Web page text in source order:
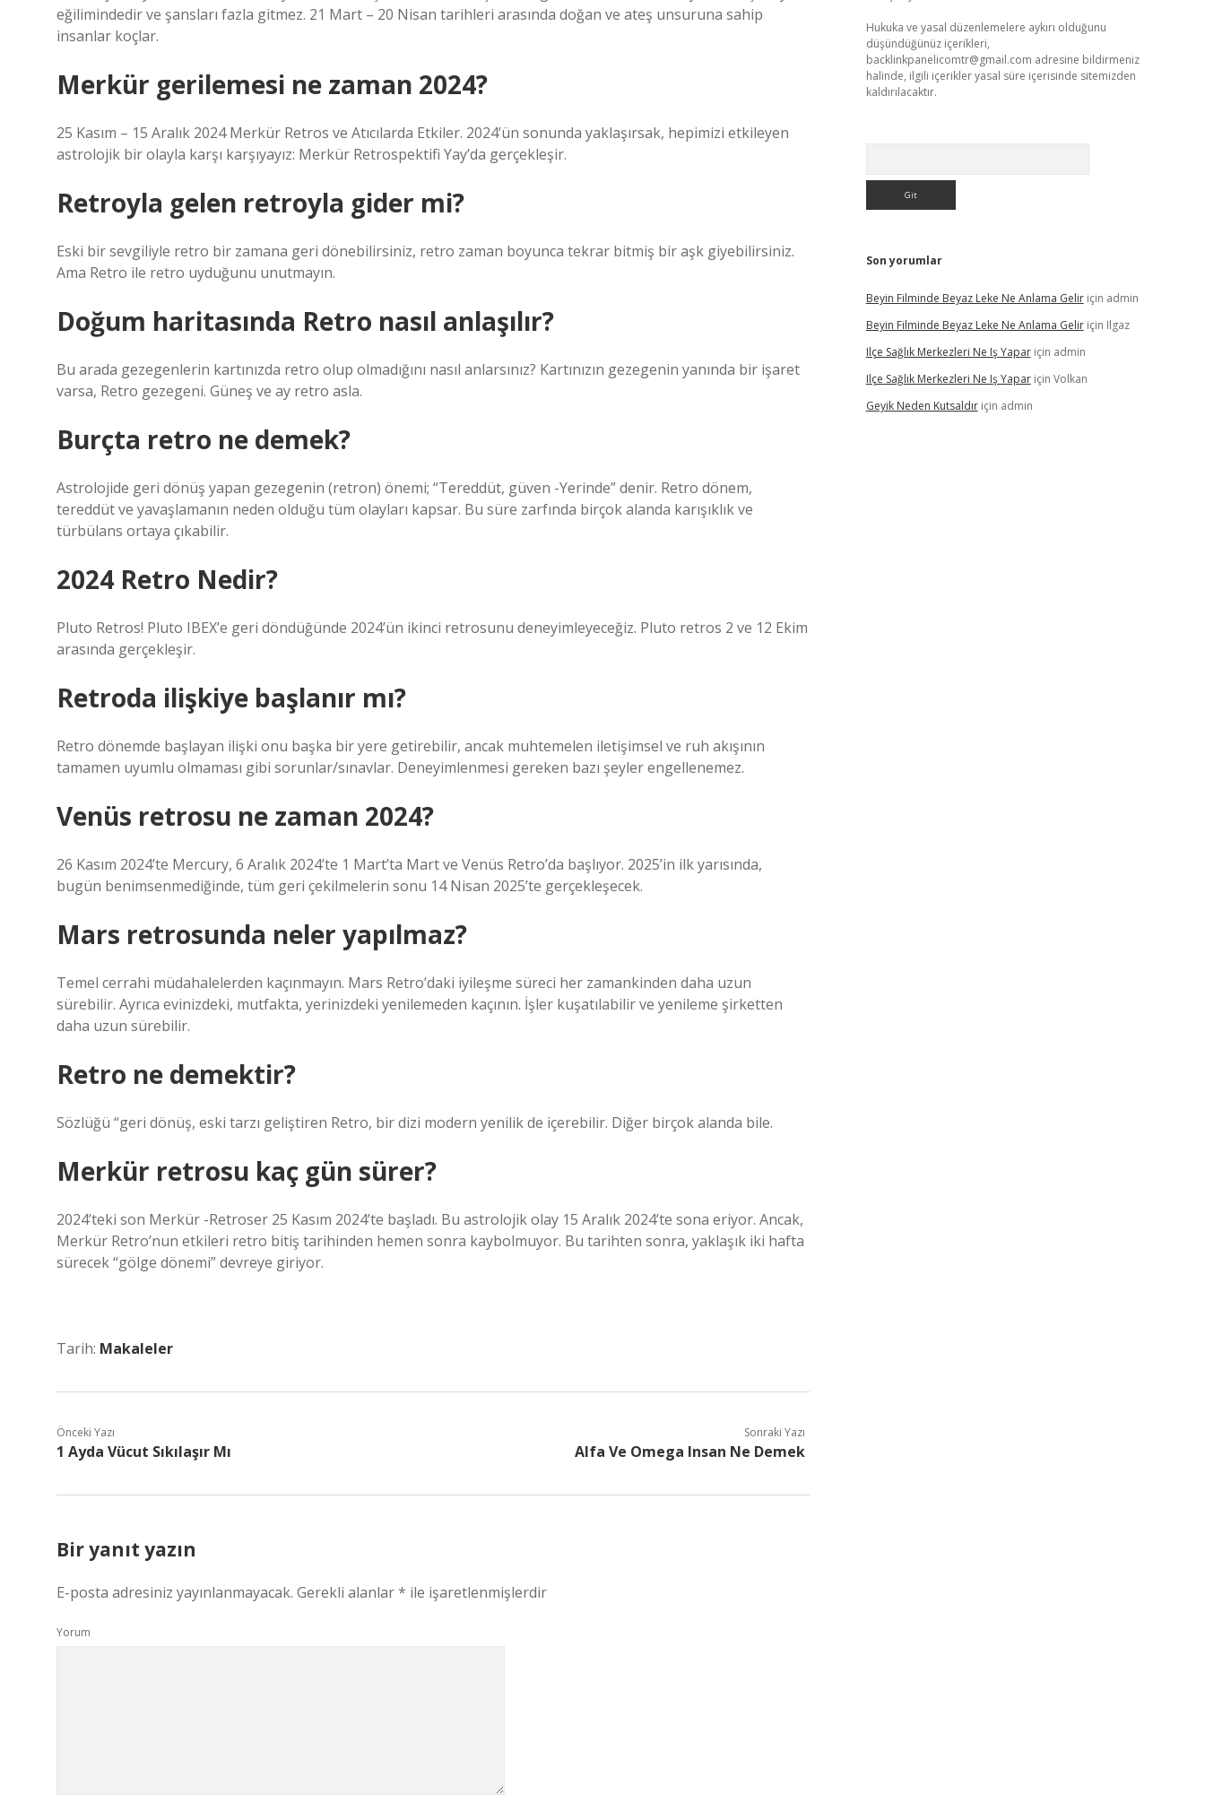
eğilimindedir ve şansları fazla gitmez. 21 Mart – 20 Nisan tarihleri ​​arasında doğan ve ateş unsuruna sahip
insanlar koçlar.
Merkür gerilemesi ne zaman 2024?
25 Kasım – 15 Aralık 2024 Merkür Retros ve Atıcılarda Etkiler. 2024’ün sonunda yaklaşırsak, hepimizi etkileyen
astrolojik bir olayla karşı karşıyayız: Merkür Retrospektifi Yay’da gerçekleşir.
Retroyla gelen retroyla gider mi?
Eski bir sevgiliyle retro bir zamana geri dönebilirsiniz, retro zaman boyunca tekrar bitmiş bir aşk giyebilirsiniz.
Ama Retro ile retro uyduğunu unutmayın.
Doğum haritasında Retro nasıl anlaşılır?
Bu arada gezegenlerin kartınızda retro olup olmadığını nasıl anlarsınız? Kartınızın gezegenin yanında bir işaret
varsa, Retro gezegeni. Güneş ve ay retro asla.
Burçta retro ne demek?
Astrolojide geri dönüş yapan gezegenin (retron) önemi; “Tereddüt, güven -Yerinde” denir. Retro dönem,
tereddüt ve yavaşlamanın neden olduğu tüm olayları kapsar. Bu süre zarfında birçok alanda karışıklık ve
türbülans ortaya çıkabilir.
2024 Retro Nedir?
Pluto Retros! Pluto IBEX’e geri döndüğünde 2024’ün ikinci retrosunu deneyimleyeceğiz. Pluto retros 2 ve 12 Ekim
arasında gerçekleşir.
Retroda ilişkiye başlanır mı?
Retro dönemde başlayan ilişki onu başka bir yere getirebilir, ancak muhtemelen iletişimsel ve ruh akışının
tamamen uyumlu olmaması gibi sorunlar/sınavlar. Deneyimlenmesi gereken bazı şeyler engellenemez.
Venüs retrosu ne zaman 2024?
26 Kasım 2024’te Mercury, 6 Aralık 2024’te 1 Mart’ta Mart ve Venüs Retro’da başlıyor. 2025’in ilk yarısında,
bugün benimsenmediğinde, tüm geri çekilmelerin sonu 14 Nisan 2025’te gerçekleşecek.
Mars retrosunda neler yapılmaz?
Temel cerrahi müdahalelerden kaçınmayın. Mars Retro’daki iyileşme süreci her zamankinden daha uzun
sürebilir. Ayrıca evinizdeki, mutfakta, yerinizdeki yenilemeden kaçının. İşler kuşatılabilir ve yenileme şirketten
daha uzun sürebilir.
Retro ne demektir?
Sözlüğü “geri dönüş, eski tarzı geliştiren Retro, bir dizi modern yenilik de içerebilir. Diğer birçok alanda bile.
Merkür retrosu kaç gün sürer?
2024’teki son Merkür -Retroser 25 Kasım 2024’te başladı. Bu astrolojik olay 15 Aralık 2024’te sona eriyor. Ancak,
Merkür Retro’nun etkileri retro bitiş tarihinden hemen sonra kaybolmuyor. Bu tarihten sonra, yaklaşık iki hafta
sürecek “gölge dönemi” devreye giriyor.
Tarih: Makaleler
Önceki Yazı
1 Ayda Vücut Sıkılaşır Mı
Sonraki Yazı
Alfa Ve Omega Insan Ne Demek
Bir yanıt yazın
E-posta adresiniz yayınlanmayacak. Gerekli alanlar* ile işaretlenmişlerdir
Yorum
Hukuka ve yasal düzenlemelere aykırı olduğunu
düşündüğünüz içerikleri,
backlinkpanelicomtr@gmail.com adresine bildirmeniz
halinde, ilgili içerikler yasal süre içerisinde sitemizden
kaldırılacaktır.
Son yorumlar
Beyin Filminde Beyaz Leke Ne Anlama Geliriçin admin
Beyin Filminde Beyaz Leke Ne Anlama Geliriçin Ilgaz
Ilçe Sağlık Merkezleri Ne Iş Yapariçin admin
Ilçe Sağlık Merkezleri Ne Iş Yapariçin Volkan
Geyik Neden Kutsaldıriçin admin